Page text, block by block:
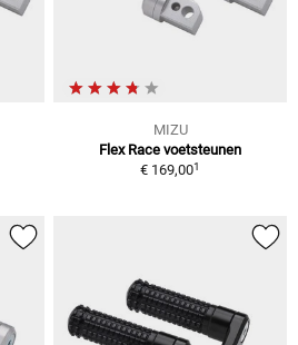
MIZU
Flex Race voetsteunen
€ 169,001